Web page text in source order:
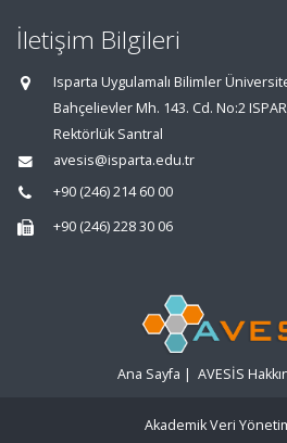
İletişim Bilgileri
Isparta Uygulamalı Bilimler
Bahçelievler Mh. 143. Cd. No:2
Rektörlük Santral
avesis@isparta.edu.tr
+90 (246) 214 60 00
+90 (246) 228 30 06
Ana Sayfa | AVESİS
Akademik Veri